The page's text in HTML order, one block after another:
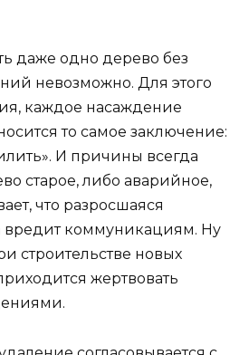
даже одно дерево без
невозможно. Для этого
каждое насаждение
то самое заключение:
И причины всегда
старое, либо аварийное,
что разросшаяся
вредит коммуникациям. Ну
строительстве новых
жертвовать